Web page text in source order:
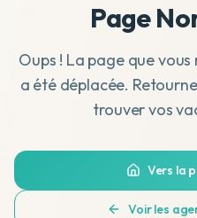
Page
Oups ! La page que
a été déplacée.
trouver vos
Vers la
Voir les